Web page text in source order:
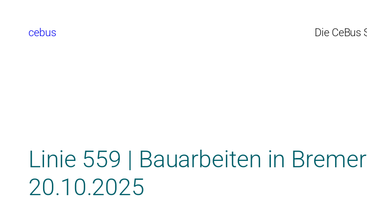
cebus Die CeBus
Linie 559 | Bauarbeiten in
20.10.2025